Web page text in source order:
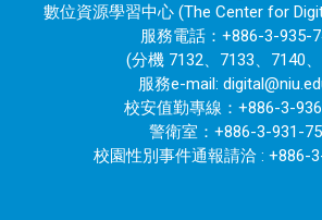
數位資源學習中心 (The Center for
服務電話：+886-3-935-
(分機 7132、7133、7140
服務e-mail:
校安值勤專線：+886-3-
警衛室：+886-3-931-
校園性別事件通報請洽 : +886-